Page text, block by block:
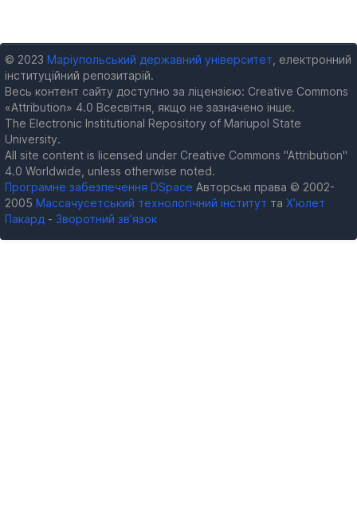
© 2023 Маріупольський державний університет , електронний
інституційний репозитарій.
Весь контент сайту доступно за ліцензією: Creative Commons
«Attribution» 4.0 Всесвітня, якщо не зазначено інше.
The Electronic Institutional Repository of Mariupol State
University.
All site content is licensed under Creative Commons "Attribution"
4.0 Worldwide, unless otherwise noted.
Програмне забезпечення DSpace Авторські права © 2002-
2005 Массачусетський технологічний інститут та Х’юлет
Пакард - Зворотний зв’язок